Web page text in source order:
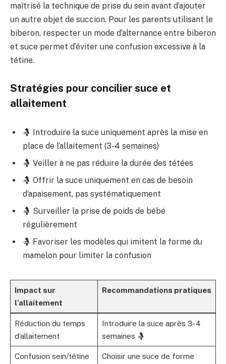
maîtrisé la technique de prise du sein avant d’ajouter
un autre objet de succion. Pour les parents utilisant le
biberon, respecter un mode d’alternance entre biberon
et suce permet d’éviter une confusion excessive à la
tétine.
Stratégies pour concilier suce et
allaitement
🤱 Introduire la suce uniquement après la mise en
place de l’allaitement (3-4 semaines)
🤱 Veiller à ne pas réduire la durée des tétées
🤱 Offrir la suce uniquement en cas de besoin
d’apaisement, pas systématiquement
🤱 Surveiller la prise de poids de bébé
régulièrement
🤱 Favoriser les modèles qui imitent la forme du
mamelon pour limiter la confusion
Impact sur
l’allaitement
Recommandations pratiques
Réduction du temps
d’allaitement
Introduire la suce après 3-4
semaines 🤱
Confusion sein/tétine
Choisir une suce de forme